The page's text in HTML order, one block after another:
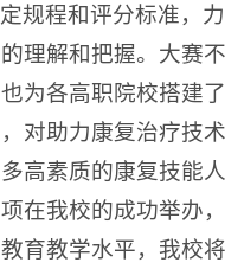
规程和评分标准，力
理解和把握。大赛不
为各高职院校搭建了
对助力康复治疗技术
高素质的康复技能人
在我校的成功举办，
育教学水平，我校将